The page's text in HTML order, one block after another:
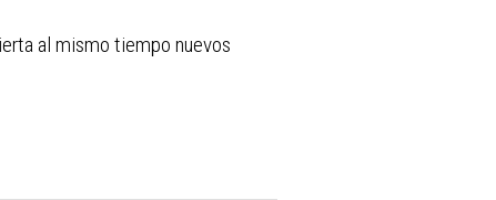
al mismo tiempo nuevos